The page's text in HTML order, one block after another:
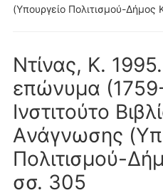
(Yπουργείο Πολιτισμού-Δήμος
Ντίνας, Κ.
επώνυμα
Iνστιτούτο
Aνάγνωσης
Πολιτισμού-
σσ. 305